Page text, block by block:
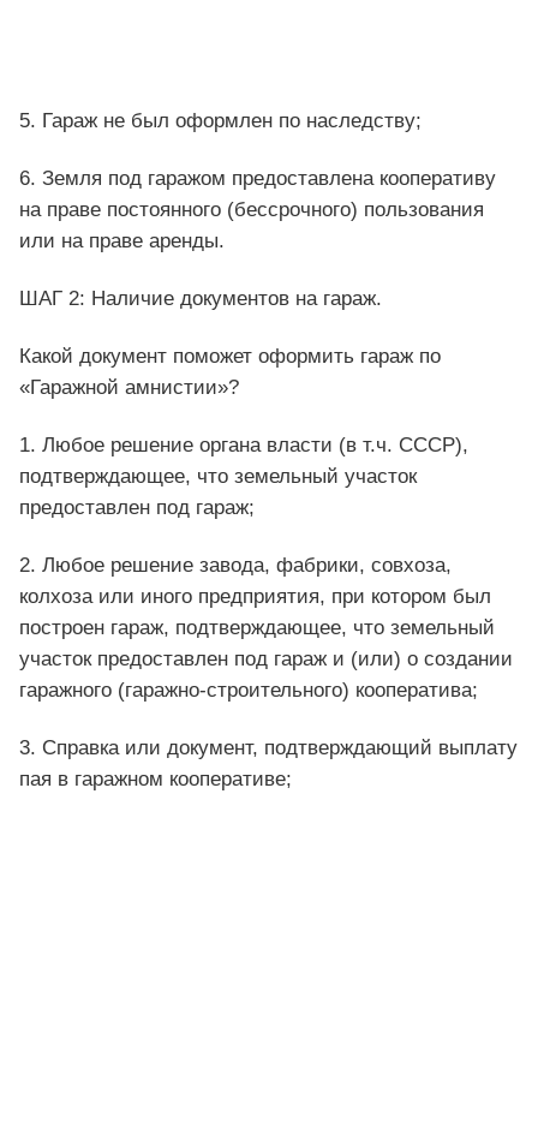
5. Гараж не был оформлен по наследству;
6. Земля под гаражом предоставлена кооперативу
на праве постоянного (бессрочного) пользования
или на праве аренды.
ШАГ 2: Наличие документов на гараж.
Какой документ поможет оформить гараж по
«Гаражной амнистии»?
1. Любое решение органа власти (в т.ч. СССР),
подтверждающее, что земельный участок
предоставлен под гараж;
2. Любое решение завода, фабрики, совхоза,
колхоза или иного предприятия, при котором был
построен гараж, подтверждающее, что земельный
участок предоставлен под гараж и (или) о создании
гаражного (гаражно-строительного) кооператива;
3. Справка или документ, подтверждающий выплату
пая в гаражном кооперативе;